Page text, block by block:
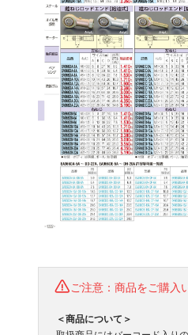
ご注意：商品をご購入
＜商品について＞